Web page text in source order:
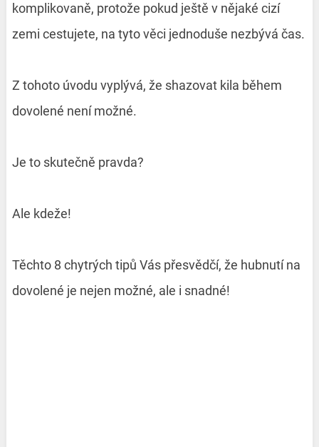
komplikovaně, protože pokud ještě v nějaké cizí
zemi cestujete, na tyto věci jednoduše nezbývá čas.
Z tohoto úvodu vyplývá, že shazovat kila během
dovolené není možné.
Je to skutečně pravda?
Ale kdeže!
Těchto 8 chytrých tipů Vás přesvědčí, že hubnutí na
dovolené je nejen možné, ale i snadné!